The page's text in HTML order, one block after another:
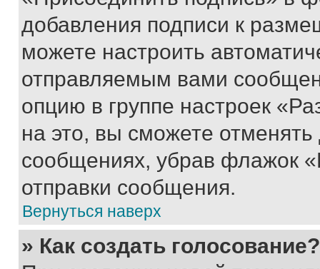
добавления подписи к
можете настроить
отправляемым вами
опцию в группе настроек
на это, вы сможете
сообщениях, убрав флажок
отправки сообщения.
Вернуться наверх
» Как создать голосование?